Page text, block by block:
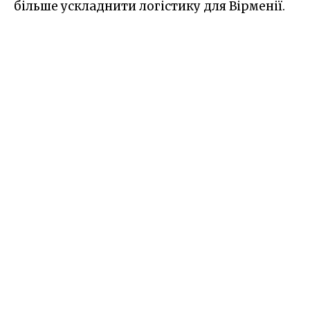
більше ускладнити логістику для Вірменії.